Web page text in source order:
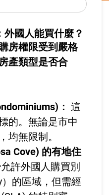
國人能買什麼？
房權限受到嚴格
產類型是否合
： 這
的。無論是市中
均無限制。
Cove) 的有地住
允許外國人購買別
的區域，但需經